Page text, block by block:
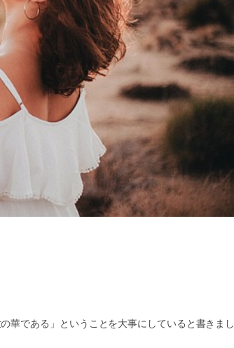
華である」ということを大事にしていると書きまし